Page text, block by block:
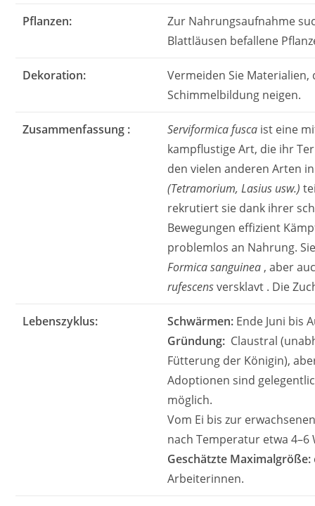
Pflanzen:
Zur Nahrungsaufnahme
Blattläusen befallene
Dekoration:
Vermeiden Sie Materialien,
Schimmelbildung neigen.
Zusammenfassung : Serviformica fusca ist eine
kampflustige Art, die ihr
den vielen anderen Arten
(Tetramorium, Lasius usw.)
rekrutiert sie dank ihrer
Bewegungen effizient
problemlos an Nahrung.
Formica sanguinea , aber
rufescensversklavt . Die
Lebenszyklus: Schwärmen: Ende Juni bis
Gründung: Claustral
Fütterung der Königin),
Adoptionen sind
möglich.
Vom Ei bis zur
nach Temperatur etwa 4–6
Geschätzte Maximalgröße:
Arbeiterinnen.